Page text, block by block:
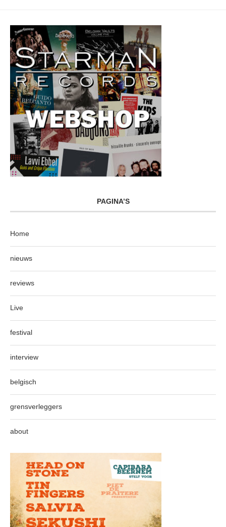
PAGINA’S
Home
nieuws
reviews
Live
festival
interview
belgisch
grensverleggers
about